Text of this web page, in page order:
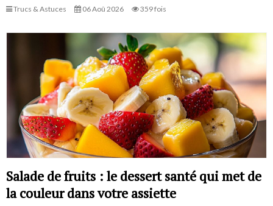
Trucs & Astuces 06 Aoû 2026 359 fois
Salade de fruits : le dessert santé qui met de
la couleur dans votre assiette